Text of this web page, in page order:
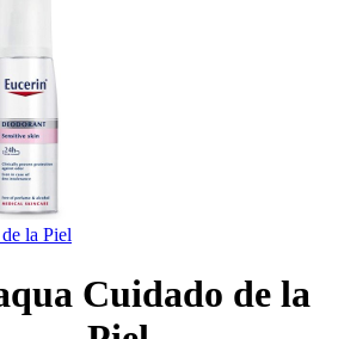
la Piel
Cuidado de la